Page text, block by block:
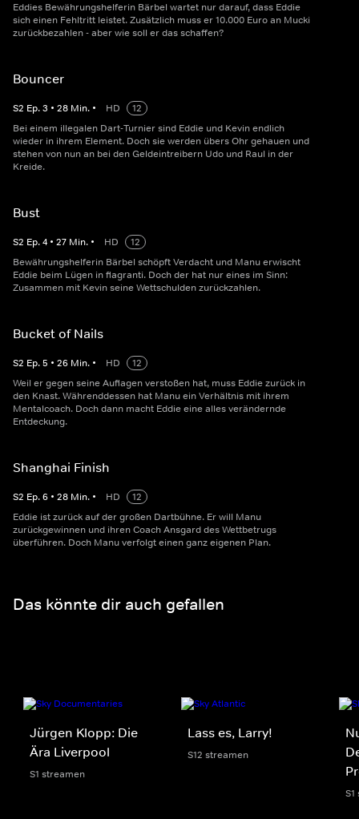
Eddies Bewährungshelferin Bärbel wartet nur darauf, dass Eddie
sich einen Fehltritt leistet. Zusätzlich muss er 10.000 Euro an Mucki
zurückbezahlen - aber wie soll er das schaffen?
Bouncer
S2 Ep.3 • 28 Min. • HD
12
Bei einem illegalen Dart-Turnier sind Eddie und Kevin endlich
wieder in ihrem Element. Doch sie werden übers Ohr gehauen und
stehen von nun an bei den Geldeintreibern Udo und Raul in der
Kreide.
Bust
S2 Ep.4 • 27 Min. • HD
12
Bewährungshelferin Bärbel schöpft Verdacht und Manu erwischt
Eddie beim Lügen in flagranti. Doch der hat nur eines im Sinn:
Zusammen mit Kevin seine Wettschulden zurückzahlen.
Bucket of Nails
S2 Ep.5 • 26 Min. • HD
12
Weil er gegen seine Auflagen verstoßen hat, muss Eddie zurück in
den Knast. Währenddessen hat Manu ein Verhältnis mit ihrem
Mentalcoach. Doch dann macht Eddie eine alles verändernde
Entdeckung.
Shanghai Finish
S2 Ep.6 • 28 Min. • HD
12
Eddie ist zurück auf der großen Dartbühne. Er will Manu
zurückgewinnen und ihren Coach Ansgard des Wettbetrugs
überführen. Doch Manu verfolgt einen ganz eigenen Plan.
Das könnte dir auch gefallen
Jürgen Klopp: Die
Ära Liverpool
S1 streamen
Lass es, Larry!
S12 streamen